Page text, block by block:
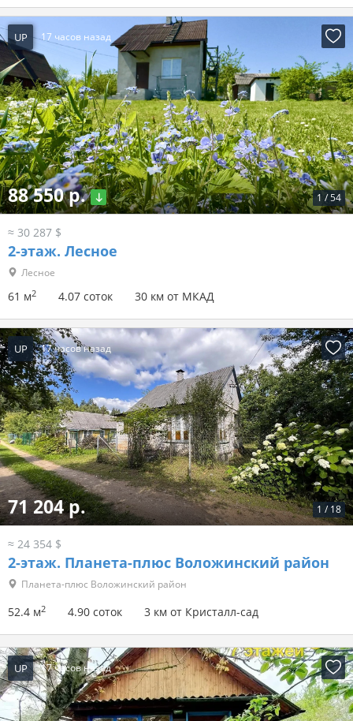
UP 17 часов назад
1 /54
88 550 р.
≈ 30 287 $
2-этаж. Лесное
Лесное
61 м2 4.07 соток 30 км от МКАД
UP 17 часов назад
1 / 18
71 204 р.
≈ 24 354 $
2-этаж. Планета-плюс Воложинский район
Планета-плюс Воложинский район
52.4 м2 4.90 соток 3 км от Кристалл-сад
UP 17 часов назад